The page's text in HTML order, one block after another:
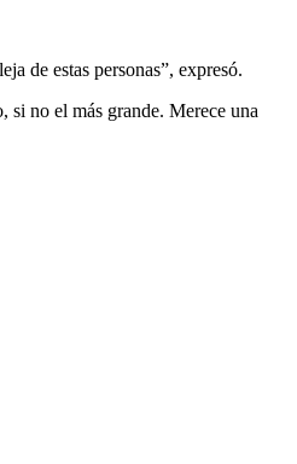
de estas personas”, expresó.
si no el más grande. Merece una